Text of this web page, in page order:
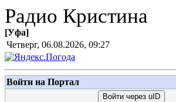
Радио Кристина
[Уфа]
Четверг, 06.08.2026, 09:27
Войти на Портал
Войти через uID